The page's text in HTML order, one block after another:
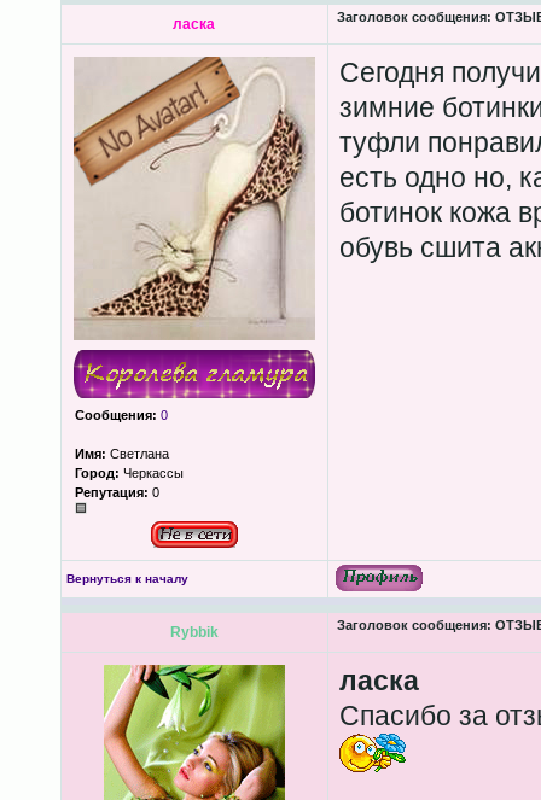
ласка Заголовок сообщения:
Сообщения: 0
Имя: Светлана
Город: Черкассы
Репутация: 0
Сегодня
зимние
туфли
есть одно но,
ботинок кожа
обувь сшита
Вернуться к началу
Rybbik Заголовок сообщения:
ласка
Спасибо за